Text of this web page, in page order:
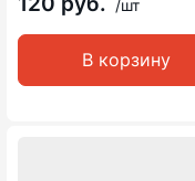
/шт
В корзину